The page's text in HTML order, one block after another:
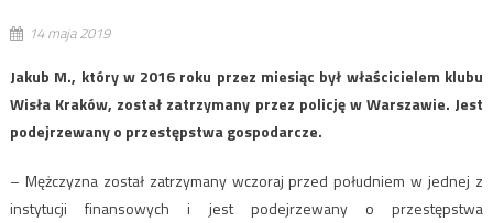
14 maja 2019
Jakub M., który w 2016 roku przez miesiąc był właścicielem klubu
Wisła Kraków, został zatrzymany przez policję w Warszawie. Jest
podejrzewany o przestępstwa gospodarcze.
– Mężczyzna został zatrzymany wczoraj przed południem w jednej z
instytucji finansowych i jest podejrzewany o przestępstwa